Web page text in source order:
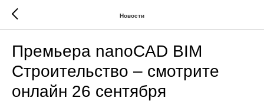
Новости
Премьера nanoCAD BIM
Строительство – смотрите
онлайн 26 сентября